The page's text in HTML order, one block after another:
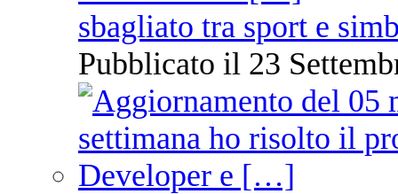
sbagliato tra sport e
Pubblicato il 23